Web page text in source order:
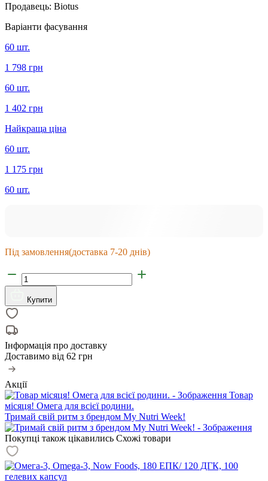
Продавець: Biotus
Варіанти фасування
60 шт.
1 798 грн
60 шт.
1 402 грн
Найкраща ціна
60 шт.
1 175 грн
60 шт.
Під замовлення(доставка 7-20 днів)
Купити
Інформація про доставку
Доставимо від 62 грн
Акції
Товар
місяця! Омега для всієї родини.
Тримай свій ритм з брендом My Nutri Week!
Покупці також цікавились Схожі товари